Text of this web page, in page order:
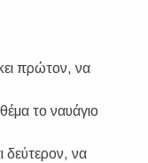
πρώτον, να
το ναυάγιο
δεύτερον, να